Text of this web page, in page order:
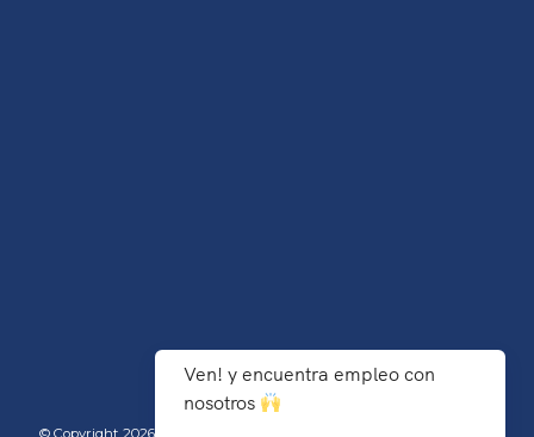
Ven! y encuentra empleo con
nosotros
© Copyright 2026 TecNM/Instituto Tecnológico de Agua Prieta - Todos